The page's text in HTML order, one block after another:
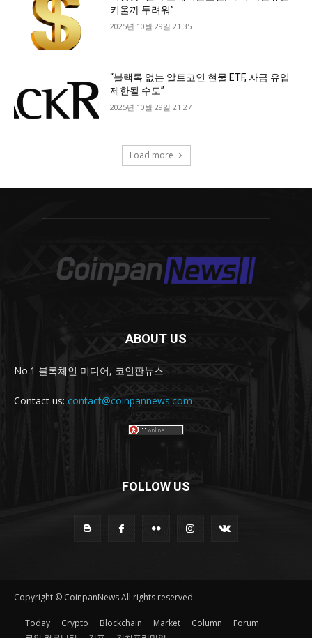
ABOUT US
No.1 블록체인 미디어, 코인판뉴스
Contact us: contact@coinpannews.com
FOLLOW US
Copyright © CoinpanNews All rights reserved.
Today Crypto Blockchain Market Column
Forum